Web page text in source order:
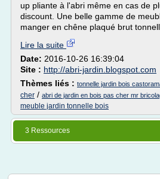
up pliante à l'abri même en cas de
discount. Une belle gamme de
manger en chêne plaqué brut
Lire la suite
Date: 2016-10-26 16:39:04
Site : http://abri-jardin.blogspot.com
Thèmes liés : tonnelle jardin bois
cher / abri de jardin en bois pas cher mr
meuble jardin tonnelle bois
3 Ressources